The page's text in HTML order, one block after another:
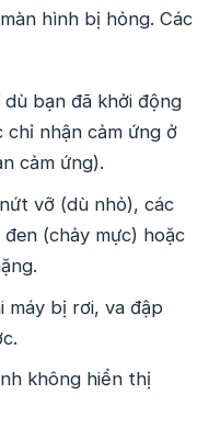
hình bị hỏng. Các
bạn đã khởi động
chỉ nhận cảm ứng ở
cảm ứng).
vỡ (dù nhỏ), các
(chảy mực) hoặc
máy bị rơi, va đập
không hiển thị